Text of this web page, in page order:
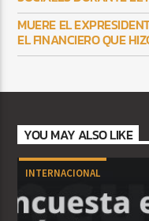
MUERE EL
EL FINANCIERO QUE
YOU MAY ALSO LIKE
INTERNACIONAL